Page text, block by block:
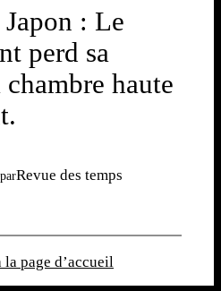
e
r
: Le
perd sa
haute
parRevue des temps
la page d’accueil